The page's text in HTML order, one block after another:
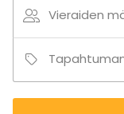
Vieraiden